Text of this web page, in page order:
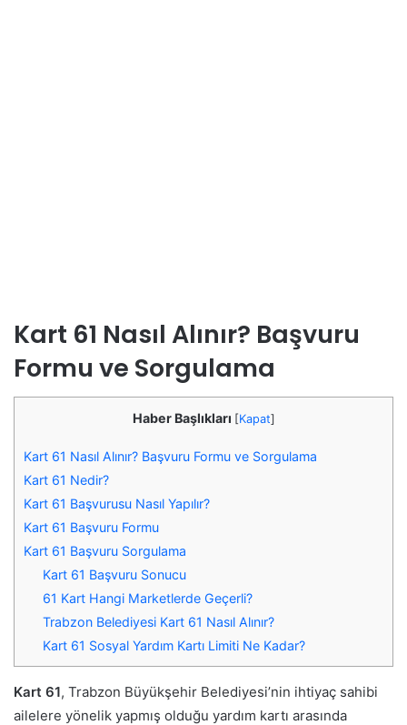
Kart 61 Nasıl Alınır? Başvuru
Formu ve Sorgulama
Haber Başlıkları [Kapat]
Kart 61 Nasıl Alınır? Başvuru Formu ve Sorgulama
Kart 61 Nedir?
Kart 61 Başvurusu Nasıl Yapılır?
Kart 61 Başvuru Formu
Kart 61 Başvuru Sorgulama
Kart 61 Başvuru Sonucu
61 Kart Hangi Marketlerde Geçerli?
Trabzon Belediyesi Kart 61 Nasıl Alınır?
Kart 61 Sosyal Yardım Kartı Limiti Ne Kadar?
Kart 61, Trabzon Büyükşehir Belediyesi’nin ihtiyaç sahibi
ailelere yönelik yapmış olduğu yardım kartı arasında